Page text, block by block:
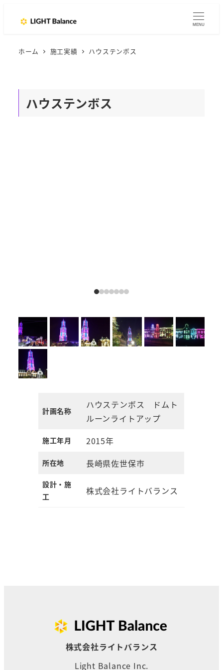
MENU
ホーム 施工実績 ハウステンボス
ハウステンボス
計画名称
ハウステンボス ドムト
ルーンライトアップ
施工年月 2015年
所在地 長崎県佐世保市
設計・施
工
株式会社ライトバランス
株式会社ライトバランス
Light Balance Inc.